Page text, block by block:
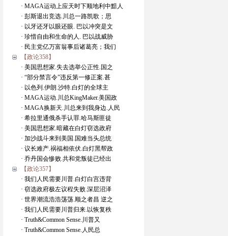
· MAGA运动上应天时下顺地利中黯人
· 彭斯退出竞选.川总一路凯歌；思
· 以牙还牙以眼还眼. 巴以冲突是文
· 珍惜自由和生命的人. 巴以战威胁
· 民主党亿万富翁事后诸葛亮；我们
【政论358】
· 美国思想家.失去选举公正性.国之
· “部分禁言令”违反第一修正案.甚
· 以色列.伊朗.沙特.白灯的全球主
· MAGA运动.川总KingMaker.美国政
· MAGA换新天.川总来到我身边.人民
· 希拉里通俄杀手认罪.哈马斯匪徒
· 美国思想家.暗藏在白灯窃选政府
· 加沙战斗来到美国.国难当头总统
· 议长难产.祸福相依伏.白灯黑帮政
· 乔丹国会惨败.共和党叛徒已经出
【政论357】
· 我们人民需要川普.白灯白宫违背
· 窃选政府极左议程失败.深层沼泽
· 世界潮流浩浩荡荡.顺之者昌 逆之
· 我们人民需要川普归来.以恢复秩
· Truth&Common Sense.川普又
· Truth&Common Sense.人民总